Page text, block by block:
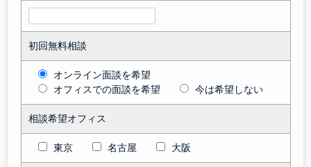
初回無料相談
オンライン面談を希望
オフィスでの面談を希望
今は希望しない
相談希望オフィス
東京 名古屋 大阪